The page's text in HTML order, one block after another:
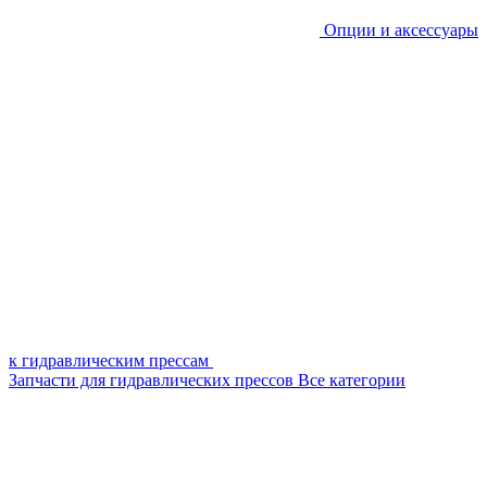
Опции и аксессуары
к гидравлическим прессам
Запчасти для гидравлических прессов Все категории